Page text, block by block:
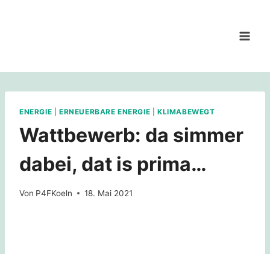
ENERGIE ERNEUERBARE ENERGIE |KLIMABEWEGT
Wattbewerb: da simmer
dabei, dat is prima…
Von P4FKoeln 18. Mai 2021